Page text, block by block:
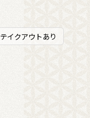
テイクアウトあり